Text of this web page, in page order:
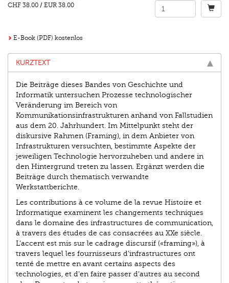
CHF 38.00 / EUR 38.00
E-Book (PDF) kostenlos
KURZTEXT
Die Beiträge dieses Bandes von Geschichte und
Informatik untersuchen Prozesse technologischer
Veränderung im Bereich von
Kommunikationsinfrastrukturen anhand von Fallstudien
aus dem 20. Jahrhundert. Im Mittelpunkt steht der
diskursive Rahmen (Framing), in dem Anbieter von
Infrastrukturen versuchten, bestimmte Aspekte der
jeweiligen Technologie hervorzuheben und andere in
den Hintergrund treten zu lassen. Ergänzt werden die
Beiträge durch thematisch verwandte
Werkstattberichte.
Les contributions à ce volume de la revue Histoire et
Informatique examinent les changements techniques
dans le domaine des infrastructures de communication,
à travers des études de cas consacrées au XXe siècle.
L’accent est mis sur le cadrage discursif («framing»), à
travers lequel les fournisseurs d’infrastructures ont
tenté de mettre en avant certains aspects des
technologies, et d’en faire passer d’autres au second